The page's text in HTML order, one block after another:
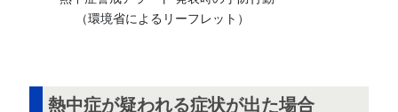
（環境省によるリーフレット）
熱中症が疑われる症状が出た場合